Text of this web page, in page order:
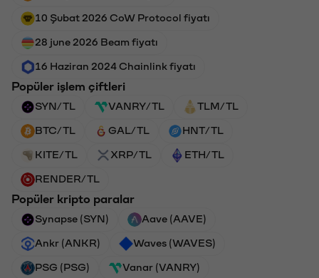
10 Şubat 2026 CoW Protocol fiyatı
28 june 2026 Beam fiyatı
16 Haziran 2024 Chainlink fiyatı
Popüler işlem çiftleri
SYN/TL VANRY/TL TLM/TL
BTC/TL GAL/TL HNT/TL
KITE/TL XRP/TL ETH/TL
RENDER/TL
Popüler kripto paralar
Synapse (SYN) Aave (AAVE)
Ankr (ANKR) Waves (WAVES)
PSG (PSG) Vanar (VANRY)